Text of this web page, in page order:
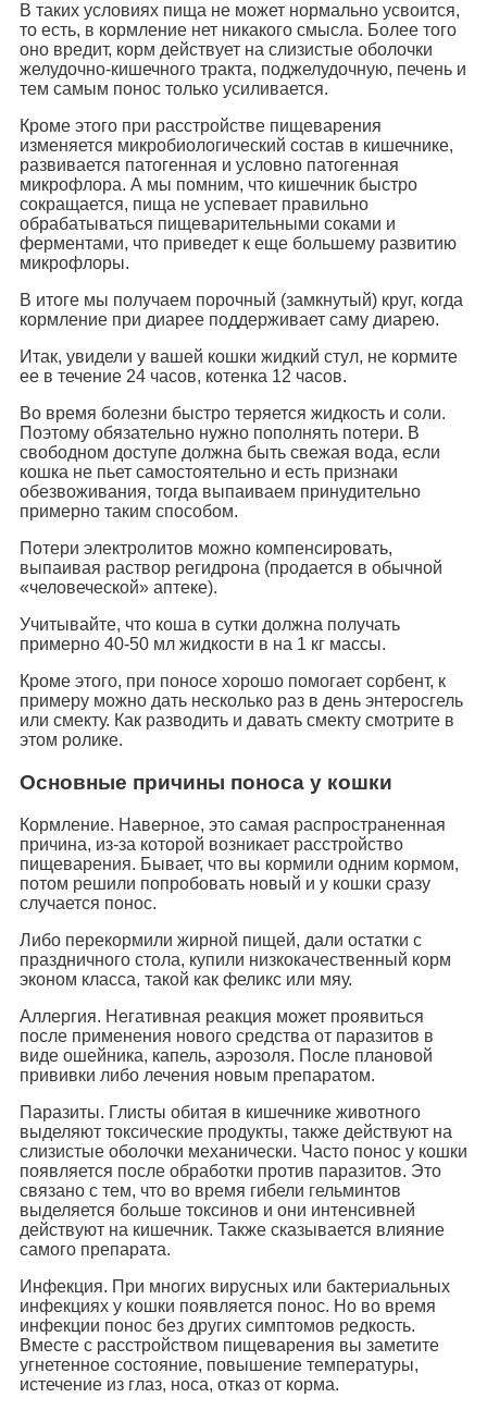
В таких условиях пища не может нормально усвоится,
то есть, в кормление нет никакого смысла. Более того
оно вредит, корм действует на слизистые оболочки
желудочно-кишечного тракта, поджелудочную, печень и
тем самым понос только усиливается.
Кроме этого при расстройстве пищеварения
изменяется микробиологический состав в кишечнике,
развивается патогенная и условно патогенная
микрофлора. А мы помним, что кишечник быстро
сокращается, пища не успевает правильно
обрабатываться пищеварительными соками и
ферментами, что приведет к еще большему развитию
микрофлоры.
В итоге мы получаем порочный (замкнутый) круг, когда
кормление при диарее поддерживает саму диарею.
Итак, увидели у вашей кошки жидкий стул, не кормите
ее в течение 24 часов, котенка 12 часов.
Во время болезни быстро теряется жидкость и соли.
Поэтому обязательно нужно пополнять потери. В
свободном доступе должна быть свежая вода, если
кошка не пьет самостоятельно и есть признаки
обезвоживания, тогда выпаиваем принудительно
примерно таким способом.
Потери электролитов можно компенсировать,
выпаивая раствор регидрона (продается в обычной
«человеческой» аптеке).
Учитывайте, что коша в сутки должна получать
примерно 40-50 мл жидкости в на 1 кг массы.
Кроме этого, при поносе хорошо помогает сорбент, к
примеру можно дать несколько раз в день энтеросгель
или смекту. Как разводить и давать смекту смотрите в
этом ролике.
Основные причины поноса у кошки
Кормление. Наверное, это самая распространенная
причина, из-за которой возникает расстройство
пищеварения. Бывает, что вы кормили одним кормом,
потом решили попробовать новый и у кошки сразу
случается понос.
Либо перекормили жирной пищей, дали остатки с
праздничного стола, купили низкокачественный корм
эконом класса, такой как феликс или мяу.
Аллергия. Негативная реакция может проявиться
после применения нового средства от паразитов в
виде ошейника, капель, аэрозоля. После плановой
прививки либо лечения новым препаратом.
Паразиты. Глисты обитая в кишечнике животного
выделяют токсические продукты, также действуют на
слизистые оболочки механически. Часто понос у кошки
появляется после обработки против паразитов. Это
связано с тем, что во время гибели гельминтов
выделяется больше токсинов и они интенсивней
действуют на кишечник. Также сказывается влияние
самого препарата.
Инфекция. При многих вирусных или бактериальных
инфекциях у кошки появляется понос. Но во время
инфекции понос без других симптомов редкость.
Вместе с расстройством пищеварения вы заметите
угнетенное состояние, повышение температуры,
истечение из глаз, носа, отказ от корма.